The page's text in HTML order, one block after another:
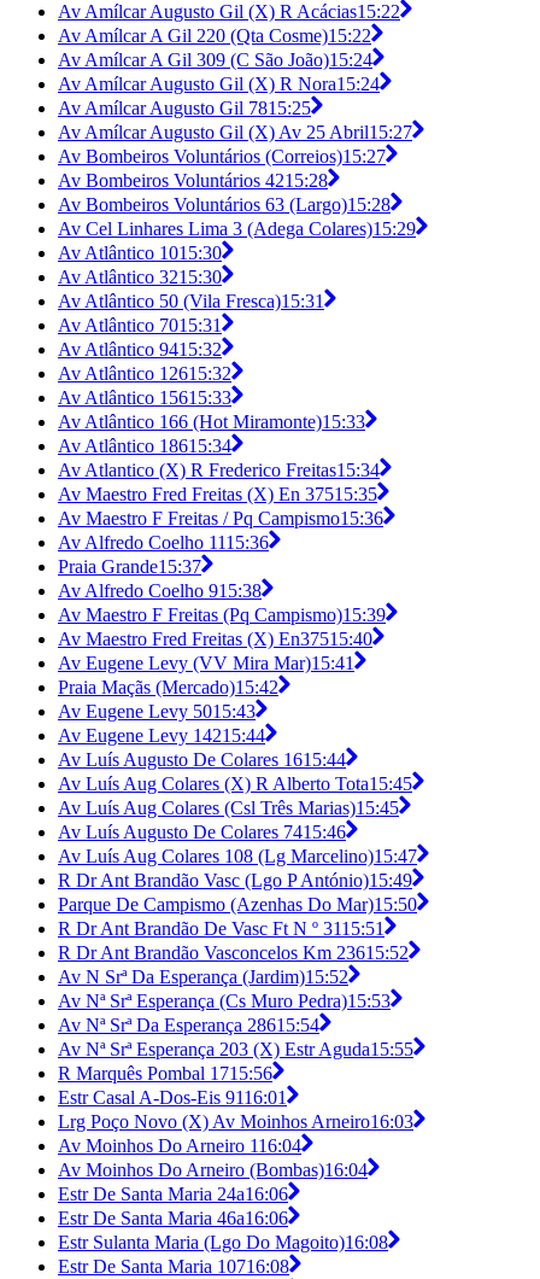
Av Amílcar Augusto Gil (X) R Acácias15:22
Av Amílcar A Gil 220 (Qta Cosme)15:22
Av Amílcar A Gil 309 (C São João)15:24
Av Amílcar Augusto Gil (X) R Nora15:24
Av Amílcar Augusto Gil 7815:25
Av Amílcar Augusto Gil (X) Av 25 Abril15:27
Av Bombeiros Voluntários (Correios)15:27
Av Bombeiros Voluntários 4215:28
Av Bombeiros Voluntários 63 (Largo)15:28
Av Cel Linhares Lima 3 (Adega Colares)15:29
Av Atlântico 1015:30
Av Atlântico 3215:30
Av Atlântico 50 (Vila Fresca)15:31
Av Atlântico 7015:31
Av Atlântico 9415:32
Av Atlântico 12615:32
Av Atlântico 15615:33
Av Atlântico 166 (Hot Miramonte)15:33
Av Atlântico 18615:34
Av Atlantico (X) R Frederico Freitas15:34
Av Maestro Fred Freitas (X) En 37515:35
Av Maestro F Freitas / Pq Campismo15:36
Av Alfredo Coelho 1115:36
Praia Grande15:37
Av Alfredo Coelho 915:38
Av Maestro F Freitas (Pq Campismo)15:39
Av Maestro Fred Freitas (X) En37515:40
Av Eugene Levy (VV Mira Mar)15:41
Praia Maçãs (Mercado)15:42
Av Eugene Levy 5015:43
Av Eugene Levy 14215:44
Av Luís Augusto De Colares 1615:44
Av Luís Aug Colares (X) R Alberto Tota15:45
Av Luís Aug Colares (Csl Três Marias)15:45
Av Luís Augusto De Colares 7415:46
Av Luís Aug Colares 108 (Lg Marcelino)15:47
R Dr Ant Brandão Vasc (Lgo P António)15:49
Parque De Campismo (Azenhas Do Mar)15:50
R Dr Ant Brandão De Vasc Ft N º 3115:51
R Dr Ant Brandão Vasconcelos Km 23615:52
Av N Srª Da Esperança (Jardim)15:52
Av Nª Srª Esperança (Cs Muro Pedra)15:53
Av Nª Srª Da Esperança 28615:54
Av Nª Srª Esperança 203 (X) Estr Aguda15:55
R Marquês Pombal 1715:56
Estr Casal A-Dos-Eis 9116:01
Lrg Poço Novo (X) Av Moinhos Arneiro16:03
Av Moinhos Do Arneiro 116:04
Av Moinhos Do Arneiro (Bombas)16:04
Estr De Santa Maria 24a16:06
Estr De Santa Maria 46a16:06
Estr Sulanta Maria (Lgo Do Magoito)16:08
Estr De Santa Maria 10716:08